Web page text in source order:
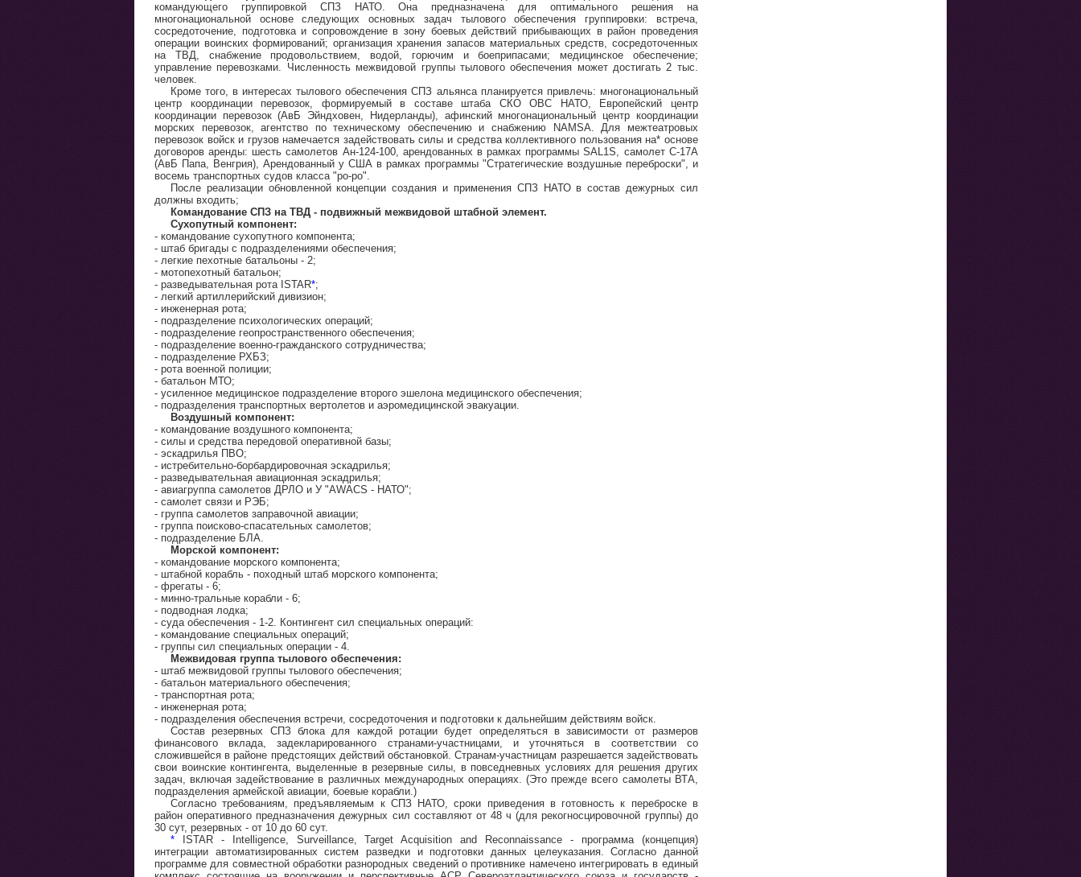
командующего группировкой СПЗ НАТО. Она предназначена для оптимального решения на
многонациональной основе следующих основных задач тылового обеспечения группировки: встреча,
сосредоточение, подготовка и сопровождение в зону боевых действий прибывающих в район проведения
операции воинских формирований; организация хранения запасов материальных средств, сосредоточенных
на ТВД, снабжение продовольствием, водой, горючим и боеприпасами; медицинское обеспечение;
управление перевозками. Численность межвидовой группы тылового обеспечения может достигать 2 тыс.
человек.
Кроме того, в интересах тылового обеспечения СПЗ альянса планируется привлечь: многонациональный
центр координации перевозок, формируемый в составе штаба СКО ОВС НАТО, Европейский центр
координации перевозок (АвБ Эйндховен, Нидерланды), афинский многонациональный центр координации
морских перевозок, агентство по техническому обеспечению и снабжению NAMSA. Для межтеатровых
перевозок войск и грузов намечается задействовать силы и средства коллективного пользования на* основе
договоров аренды: шесть самолетов Ан-124-100, арендованных в рамках программы SAL1S, самолет С-17А
(АвБ Папа, Венгрия), Арендованный у США в рамках программы "Стратегические воздушные переброски", и
восемь транспортных судов класса "ро-ро".
После реализации обновленной концепции создания и применения СПЗ НАТО в состав дежурных сил
должны входить;
Командование СПЗ на ТВД - подвижный межвидовой штабной элемент.
Сухопутный компонент:
- командование сухопутного компонента;
- штаб бригады с подразделениями обеспечения;
- легкие пехотные батальоны - 2;
- мотопехотный батальон;
- разведывательная рота ISTAR*;
- легкий артиллерийский дивизион;
- инженерная рота;
- подразделение психологических операций;
- подразделение геопространственного обеспечения;
- подразделение военно-гражданского сотрудничества;
- подразделение РХБЗ;
- рота военной полиции;
- батальон МТО;
- усиленное медицинское подразделение второго эшелона медицинского обеспечения;
- подразделения транспортных вертолетов и аэромедицинской эвакуации.
Воздушный компонент:
- командование воздушного компонента;
- силы и средства передовой оперативной базы;
- эскадрилья ПВО;
- истребительно-борбардировочная эскадрилья;
- разведывательная авиационная эскадрилья;
- авиагруппа самолетов ДРЛО и У "AWACS - НАТО";
- самолет связи и РЭБ;
- группа самолетов заправочной авиации;
- группа поисково-спасательных самолетов;
- подразделение БЛА.
Морской компонент:
- командование морского компонента;
- штабной корабль - походный штаб морского компонента;
- фрегаты - 6;
- минно-тральные корабли - 6;
- подводная лодка;
- суда обеспечения - 1-2. Контингент сил специальных операций:
- командование специальных операций;
- группы сил специальных операции - 4.
Межвидовая группа тылового обеспечения:
- штаб межвидовой группы тылового обеспечения;
- батальон материального обеспечения;
- транспортная рота;
- инженерная рота;
- подразделения обеспечения встречи, сосредоточения и подготовки к дальнейшим действиям войск.
Состав резервных СПЗ блока для каждой ротации будет определяться в зависимости от размеров
финансового вклада, задекларированного странами-участницами, и уточняться в соответствии со
сложившейся в районе предстоящих действий обстановкой. Странам-участницам разрешается задействовать
свои воинские контингента, выделенные в резервные силы, в повседневных условиях для решения других
задач, включая задействование в различных международных операциях. (Это прежде всего самолеты ВТА,
подразделения армейской авиации, боевые корабли.)
Согласно требованиям, предъявляемым к СПЗ НАТО, сроки приведения в готовность к переброске в
район оперативного предназначения дежурных сил составляют от 48 ч (для рекогносцировочной группы) до
30 сут, резервных - от 10 до 60 сут.
*
ISTAR - Intelligence, Surveillance, Target Acquisition and Reconnaissance - программа (концепция)
интеграции автоматизированных систем разведки и подготовки данных целеуказания. Согласно данной
программе для совместной обработки разнородных сведений о противнике намечено интегрировать в единый